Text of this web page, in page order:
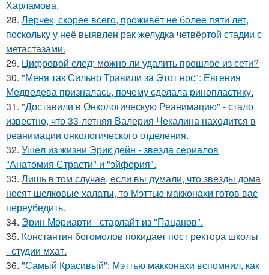
Харламова.
28. Лерчек, скорее всего, проживёт не более пяти лет,
поскольку у неё выявлен рак желудка четвёртой стадии с
метастазами.
29. Цифровой след: можно ли удалить прошлое из сети?
30. "Меня так Сильно Травили за Этот нос": Евгения
Медведева призналась, почему сделала ринопластику.
31. "Доставили в Онкологическую Реанимацию" - стало
известно, что 33-летняя Валерия Чекалина находится в
реанимации онкологического отделения.
32. Ушёл из жизни Эрик дейн - звезда сериалов
"Анатомия Страсти" и "эйфория".
33. Лишь в том случае, если вы думали, что звезды дома
носят шелковые халаты, то Мэттью макконахи готов вас
переубедить.
34. Эрин Мориарти - старлайт из "Пацанов".
35. Константин богомолов покидает пост ректора школы
- студии мхат.
36. "Самый Красивый": Мэттью макконахи вспомнил, как